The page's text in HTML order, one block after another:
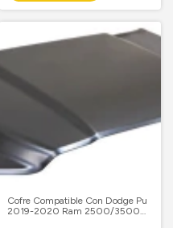
Cofre Compatible Con Dodge Pu
2019-2020 Ram 2500/3500